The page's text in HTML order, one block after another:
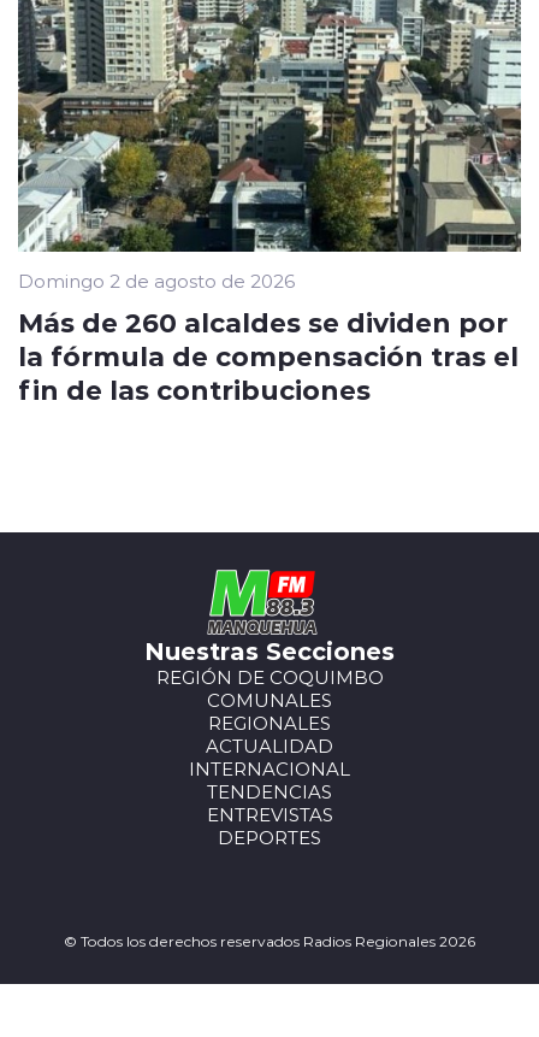
Domingo 2 de agosto de 2026
Más de 260 alcaldes se dividen por
la fórmula de compensación tras el
fin de las contribuciones
Nuestras Secciones
REGIÓN DE COQUIMBO
COMUNALES
REGIONALES
ACTUALIDAD
INTERNACIONAL
TENDENCIAS
ENTREVISTAS
DEPORTES
© Todos los derechos reservados Radios Regionales 2026